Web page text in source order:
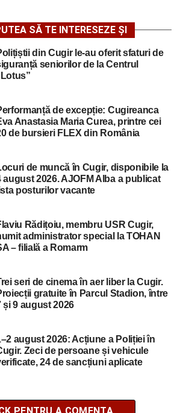
SĂ TE INTERESEZE ȘI
din Cugir le-au oferit sfaturi de
seniorilor de la Centrul
de excepție: Cugireanca
Anastasia Maria Curea, printre cei
de bursieri FLEX din România
de muncă în Cugir, disponibile la
august 2026. AJOFM Alba a publicat
posturilor vacante
Rădițoiu, membru USR Cugir,
administrator special la TOHAN
– filială a Romarm
seri de cinema în aer liber la Cugir.
gratuite în Parcul Stadion, între
și 9 august 2026
august 2026: Acțiune a Poliției în
Zeci de persoane și vehicule
24 de sancțiuni aplicate